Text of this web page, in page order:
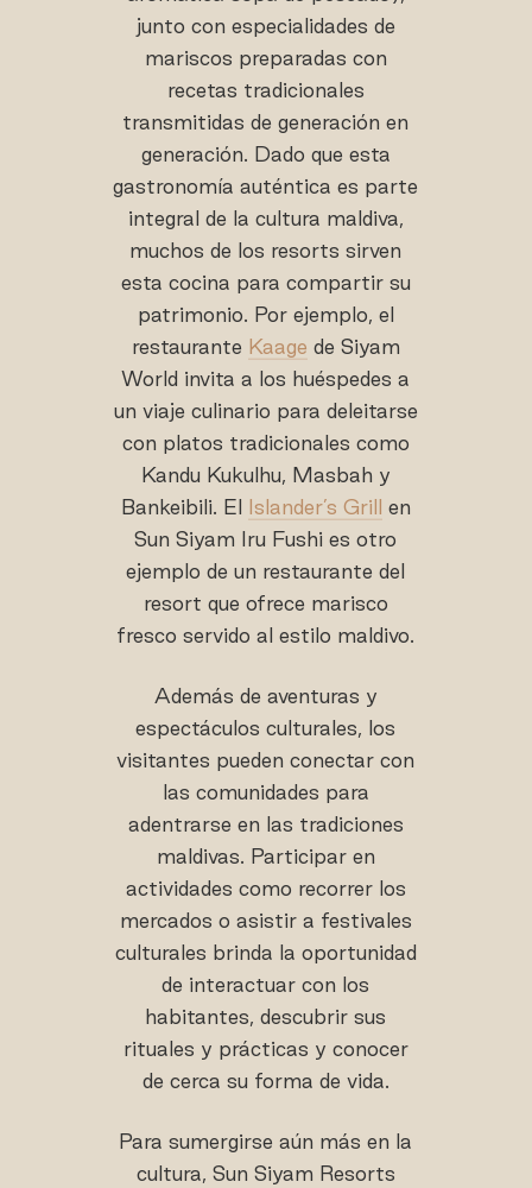
junto con especialidades de
mariscos preparadas con
recetas tradicionales
transmitidas de generación en
generación. Dado que esta
gastronomía auténtica es parte
integral de la cultura maldiva,
muchos de los resorts sirven
esta cocina para compartir su
patrimonio. Por ejemplo, el
restaurante Kaage de Siyam
World invita a los huéspedes a
un viaje culinario para deleitarse
con platos tradicionales como
Kandu Kukulhu, Masbah y
Bankeibili. El
Islander’s Grill
en
Sun Siyam Iru Fushi es otro
ejemplo de un restaurante del
resort que ofrece marisco
fresco servido al estilo maldivo.
Además de aventuras y
espectáculos culturales, los
visitantes pueden conectar con
las comunidades para
adentrarse en las tradiciones
maldivas. Participar en
actividades como recorrer los
mercados o asistir a festivales
culturales brinda la oportunidad
de interactuar con los
habitantes, descubrir sus
rituales y prácticas y conocer
de cerca su forma de vida.
Para sumergirse aún más en la
cultura, Sun Siyam Resorts